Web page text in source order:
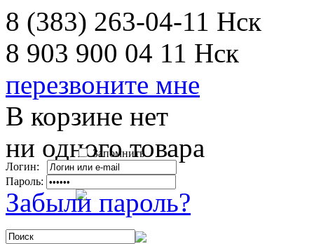
8 (383) 263-04-11 Нск
8 903 900 04 11 Нск
перезвоните мне
В корзине нет
ни одного товара
Запомнить
Логин:
Пароль:
Забыли пароль?